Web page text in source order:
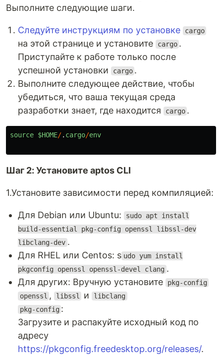
Выполните следующие шаги.
Следуйте инструкциям по установке cargo
на этой странице и установите cargo .
Приступайте к работе только после
успешной установки
cargo .
Выполните следующее действие, чтобы
убедиться, что ваша текущая среда
разработки знает, где находится
cargo .
source $HOME/. cargo/env
Шаг 2: Установите aptos CLI
1.Установите зависимости перед компиляцией:
Для Debian или Ubuntu:
sudo apt install
build-essential pkg-config openssl libssl-dev
libclang-dev .
Для RHEL или Centos: s udo yum install
pkgconfig openssl openssl-devel clang .
Для других: Вручную установите
pkg-config
openssl , libssl и libclang
pkg-config :
Загрузите и распакуйте исходный код по
адресу
https://pkgconfig.freedesktop.org/releases/.